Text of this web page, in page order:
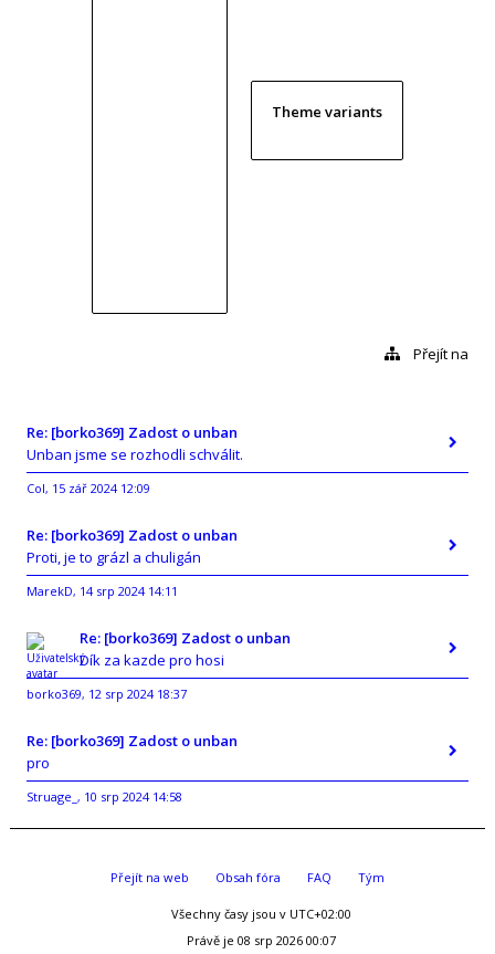
Theme variants
Přejít na
Re: [borko369] Zadost o unban
Unban jsme se rozhodli schválit.
Col, 15 zář 2024 12:09
Re: [borko369] Zadost o unban
Proti, je to grázl a chuligán
MarekD, 14 srp 2024 14:11
Re: [borko369] Zadost o unban
Dík za kazde pro hosi
borko369, 12 srp 2024 18:37
Re: [borko369] Zadost o unban
pro
Struage_ , 10 srp 2024 14:58
Přejít na web Obsah fóra FAQ Tým
Všechny časy jsou v UTC+02:00
Právě je 08 srp 2026 00:07